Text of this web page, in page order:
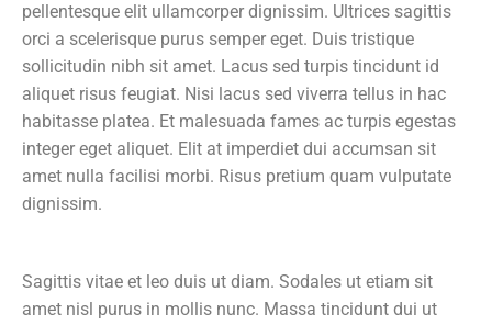
pellentesque elit ullamcorper dignissim. Ultrices sagittis
orci a scelerisque purus semper eget. Duis tristique
sollicitudin nibh sit amet. Lacus sed turpis tincidunt id
aliquet risus feugiat. Nisi lacus sed viverra tellus in hac
habitasse platea. Et malesuada fames ac turpis egestas
integer eget aliquet. Elit at imperdiet dui accumsan sit
amet nulla facilisi morbi. Risus pretium quam vulputate
dignissim.
Sagittis vitae et leo duis ut diam. Sodales ut etiam sit
amet nisl purus in mollis nunc. Massa tincidunt dui ut